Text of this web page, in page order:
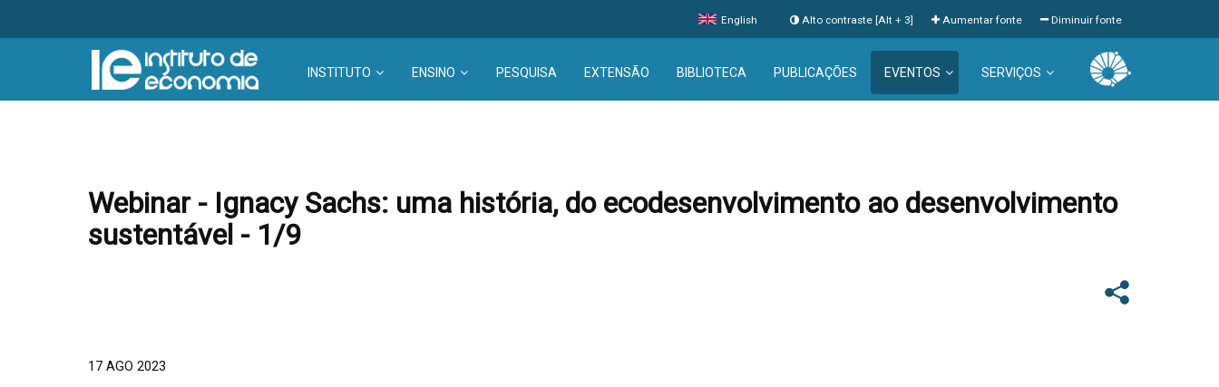
English Diminuir fonte
Aumentar fonte
Alto contraste [Alt + 3]
INSTITUTO ENSINO PESQUISA EXTENSÃO BIBLIOTECA PUBLICAÇÕES EVENTOS SERVIÇOS
Webinar - Ignacy Sachs: uma história, do ecodesenvolvimento ao desenvolvimento
sustentável - 1/9
17 AGO 2023